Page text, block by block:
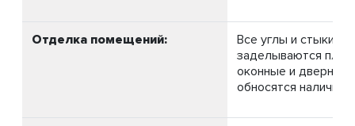
Отделка помещений:
Все углы и стыки в
заделываются
оконные и дверные
обносятся